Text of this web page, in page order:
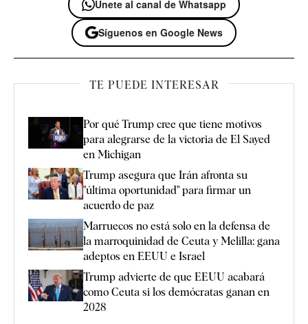
Únete al canal de Whatsapp
Síguenos en Google News
TE PUEDE INTERESAR
Por qué Trump cree que tiene motivos
para alegrarse de la victoria de El Sayed
en Michigan
Trump asegura que Irán afronta su
"última oportunidad" para firmar un
acuerdo de paz
Marruecos no está solo en la defensa de
la marroquinidad de Ceuta y Melilla: gana
adeptos en EEUU e Israel
Trump advierte de que EEUU acabará
como Ceuta si los demócratas ganan en
2028